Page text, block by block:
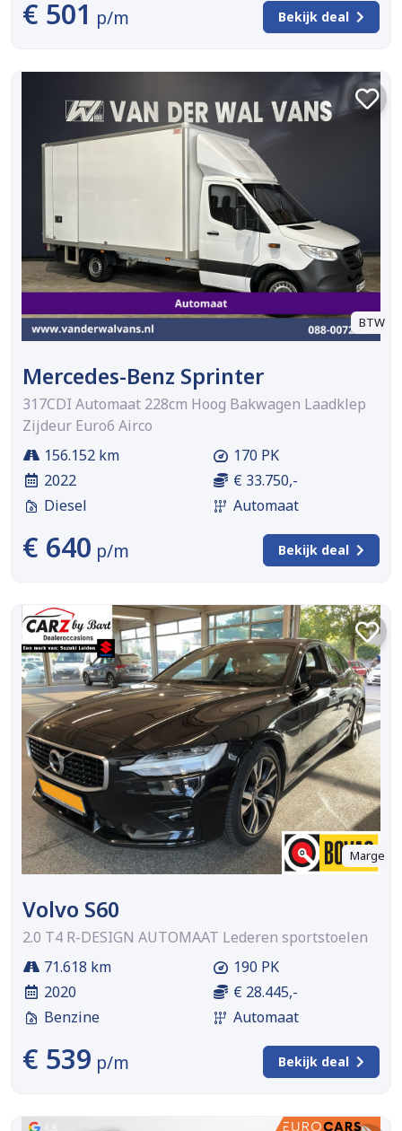
€ 501 p/m Bekijk deal
BTW
Mercedes-Benz Sprinter
317CDI Automaat 228cm Hoog Bakwagen Laadklep
Zijdeur Euro6 Airco
156.152 km
2022
Diesel
170 PK
€ 33.750,-
Automaat
€ 640 p/m Bekijk deal
Marge
Volvo S60
2.0 T4 R-DESIGN AUTOMAAT Lederen sportstoelen
71.618 km
2020
Benzine
190 PK
€ 28.445,-
Automaat
€ 539 p/m Bekijk deal